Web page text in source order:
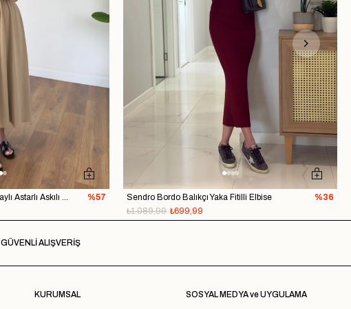
%57
Sendro Bordo Balıkçı Yaka Fitilli Elbise
₺699,99
₺1.089,99
%36
GÜVENLİ ALIŞVERİŞ
KURUMSAL SOSYAL MEDYA ve UYGULAMA